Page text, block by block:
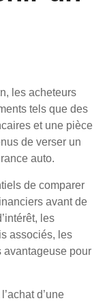
les acheteurs
tels que des
et une pièce
de verser un
auto.
de comparer
avant de
les
associés, les
avantageuse pour
d’une